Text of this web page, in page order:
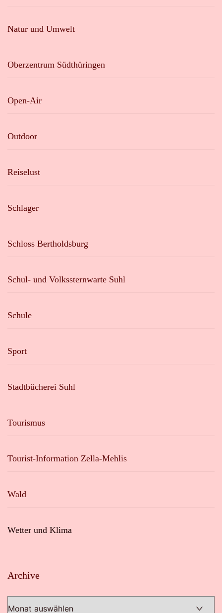
Natur und Umwelt
Oberzentrum Südthüringen
Open-Air
Outdoor
Reiselust
Schlager
Schloss Bertholdsburg
Schul- und Volkssternwarte Suhl
Schule
Sport
Stadtbücherei Suhl
Tourismus
Tourist-Information Zella-Mehlis
Wald
Wetter und Klima
Archive